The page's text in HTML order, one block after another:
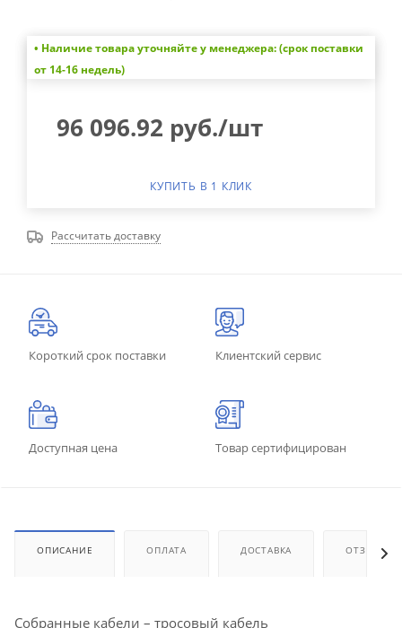
• Наличие товара уточняйте у менеджера: (срок поставки
от 14-16 недель)
96 096.92 руб./шт
КУПИТЬ В 1 КЛИК
Рассчитать доставку
Короткий срок поставки Клиентский сервис
Доступная цена Товар сертифицирован
ОПИСАНИЕ ОПЛАТА ДОСТАВКА ОТЗЫВЫ
Собранные кабели – тросовый кабель